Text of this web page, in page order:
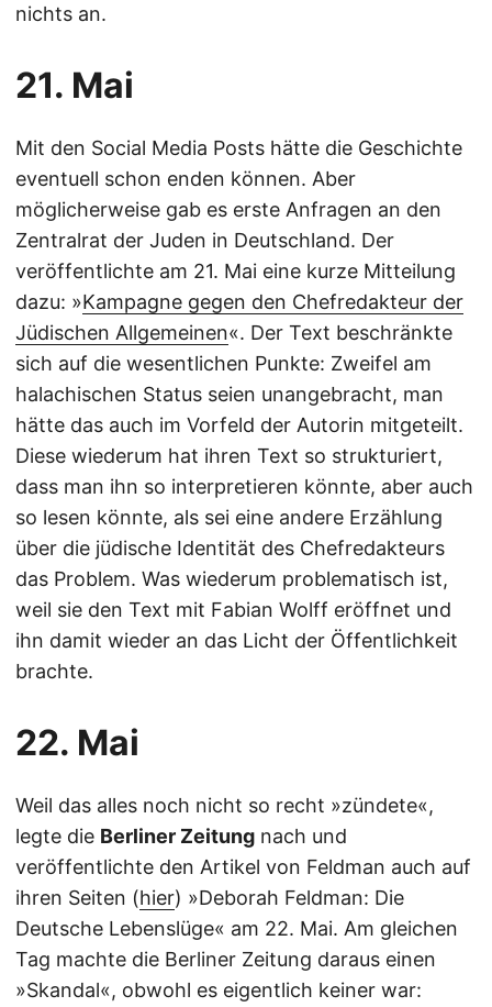
nichts an.
21. Mai
Mit den Social Media Posts hätte die Geschichte
eventuell schon enden können. Aber
möglicherweise gab es erste Anfragen an den
Zentralrat der Juden in Deutschland. Der
veröffentlichte am 21. Mai eine kurze Mitteilung
dazu: »Kampagne gegen den Chefredakteur der
Jüdischen Allgemeinen«. Der Text beschränkte
sich auf die wesentlichen Punkte: Zweifel am
halachischen Status seien unangebracht, man
hätte das auch im Vorfeld der Autorin mitgeteilt.
Diese wiederum hat ihren Text so strukturiert,
dass man ihn so interpretieren könnte, aber auch
so lesen könnte, als sei eine andere Erzählung
über die jüdische Identität des Chefredakteurs
das Problem. Was wiederum problematisch ist,
weil sie den Text mit Fabian Wolff eröffnet und
ihn damit wieder an das Licht der Öffentlichkeit
brachte.
22. Mai
Weil das alles noch nicht so recht »zündete«,
legte die Berliner Zeitung nach und
veröffentlichte den Artikel von Feldman auch auf
ihren Seiten (hier) »Deborah Feldman: Die
Deutsche Lebenslüge« am 22. Mai. Am gleichen
Tag machte die Berliner Zeitung daraus einen
»Skandal«, obwohl es eigentlich keiner war: